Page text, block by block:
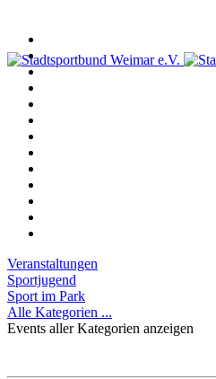
Veranstaltungen
Sportjugend
Sport im Park
Alle Kategorien ...
Events aller Kategorien anzeigen